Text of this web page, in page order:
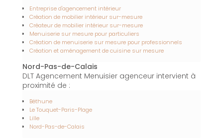
Entreprise d'agencement intérieur
Création de mobilier intérieur sur-mesure
Créateur de mobilier intérieur sur-mesure
Menuiserie sur mesure pour particuliers
Création de menuiserie sur mesure pour professionnels
Création et aménagement de cuisine sur mesure
Nord-Pas-de-Calais
DLT Agencement Menuisier agenceur intervient à
proximité de :
Béthune
Le Touquet-Paris-Plage
Lille
Nord-Pas-de-Calais